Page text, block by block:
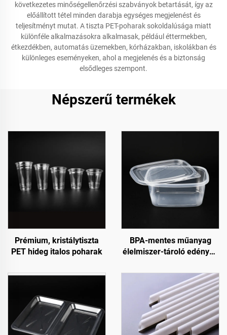
következetes minőségellenőrzési szabványok betartását, így az
előállított tétel minden darabja egységes megjelenést és
teljesítményt mutat. A tiszta PET-poharak sokoldalúsága miatt
különféle alkalmazásokra alkalmasak, például éttermekben,
étkezdékben, automatás üzemekben, kórházakban, iskolákban és
különleges eseményeken, ahol a megjelenés és a biztonság
elsődleges szempont.
Népszerű termékek
Prémium, kristálytiszta
PET hideg italos poharak
BPA-mentes műanyag
élelmiszer-tároló edények
élelmiszer-tárolásra